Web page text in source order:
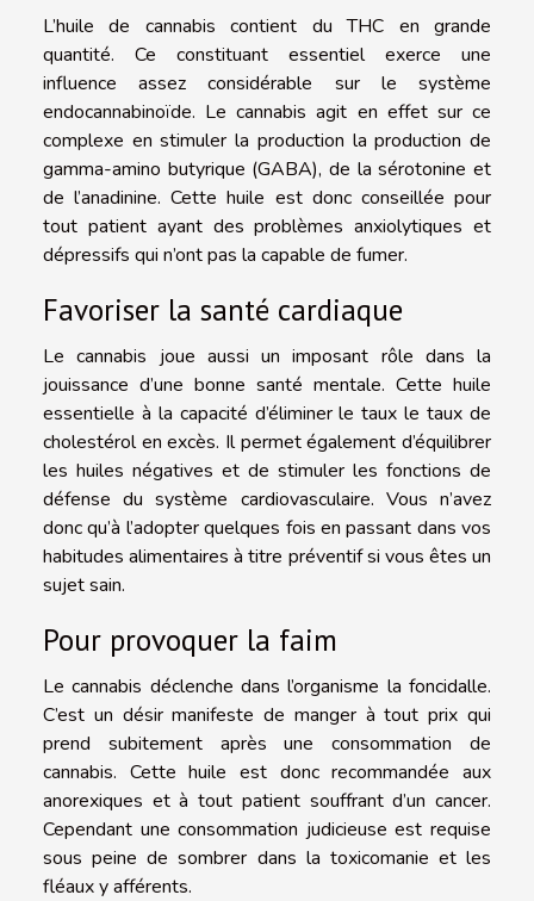
L’huile de cannabis contient du THC en grande
quantité. Ce constituant essentiel exerce une
influence assez considérable sur le système
endocannabinoïde. Le cannabis agit en effet sur ce
complexe en stimuler la production la production de
gamma-amino butyrique (GABA), de la sérotonine et
de l’anadinine. Cette huile est donc conseillée pour
tout patient ayant des problèmes anxiolytiques et
dépressifs qui n’ont pas la capable de fumer.
Favoriser la santé cardiaque
Le cannabis joue aussi un imposant rôle dans la
jouissance d’une bonne santé mentale. Cette huile
essentielle à la capacité d’éliminer le taux le taux de
cholestérol en excès. Il permet également d’équilibrer
les huiles négatives et de stimuler les fonctions de
défense du système cardiovasculaire. Vous n’avez
donc qu’à l’adopter quelques fois en passant dans vos
habitudes alimentaires à titre préventif si vous êtes un
sujet sain.
Pour provoquer la faim
Le cannabis déclenche dans l’organisme la foncidalle.
C’est un désir manifeste de manger à tout prix qui
prend subitement après une consommation de
cannabis. Cette huile est donc recommandée aux
anorexiques et à tout patient souffrant d’un cancer.
Cependant une consommation judicieuse est requise
sous peine de sombrer dans la toxicomanie et les
fléaux y afférents.